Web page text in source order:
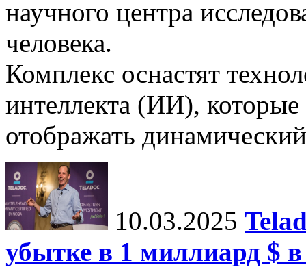
научного центра
человека.
Комплекс оснастят
интеллекта (ИИ),
отображать
10.03.2025
убытке в 1 миллиард $ в